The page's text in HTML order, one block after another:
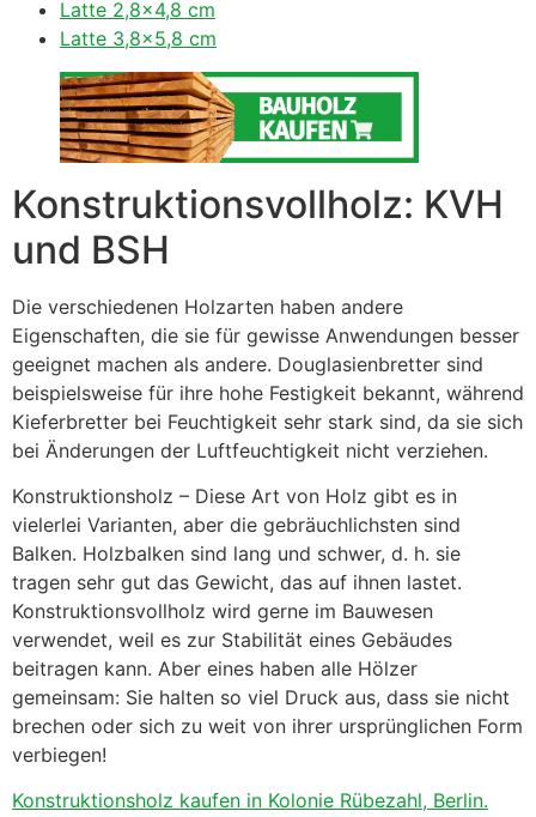
Latte 2,8×4,8 cm
Latte 3,8×5,8 cm
Konstruktionsvollholz: KVH
und BSH
Die verschiedenen Holzarten haben andere
Eigenschaften, die sie für gewisse Anwendungen besser
geeignet machen als andere. Douglasienbretter sind
beispielsweise für ihre hohe Festigkeit bekannt, während
Kieferbretter bei Feuchtigkeit sehr stark sind, da sie sich
bei Änderungen der Luftfeuchtigkeit nicht verziehen.
Konstruktionsholz – Diese Art von Holz gibt es in
vielerlei Varianten, aber die gebräuchlichsten sind
Balken. Holzbalken sind lang und schwer, d. h. sie
tragen sehr gut das Gewicht, das auf ihnen lastet.
Konstruktionsvollholz wird gerne im Bauwesen
verwendet, weil es zur Stabilität eines Gebäudes
beitragen kann. Aber eines haben alle Hölzer
gemeinsam: Sie halten so viel Druck aus, dass sie nicht
brechen oder sich zu weit von ihrer ursprünglichen Form
verbiegen!
Konstruktionsholz kaufen in Kolonie Rübezahl, Berlin.